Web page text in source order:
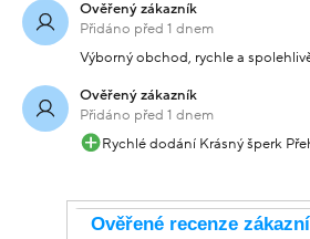
Ověřený zákazník
Přidáno před 1 dnem
Výborný obchod, rychle a
Ověřený zákazník
Přidáno před 1 dnem
Rychlé dodání Krásný šperk